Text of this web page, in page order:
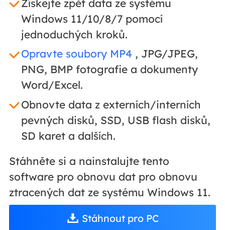
Získejte zpět data ze systému
Windows 11/10/8/7 pomocí
jednoduchých kroků.
Opravte soubory MP4, JPG/JPEG,
PNG, BMP fotografie a dokumenty
Word/Excel.
Obnovte data z externích/interních
pevných disků, SSD, USB flash disků,
SD karet a dalších.
Stáhněte si a nainstalujte tento
software pro obnovu dat pro obnovu
ztracených dat ze systému Windows 11.
Stáhnout pro PC